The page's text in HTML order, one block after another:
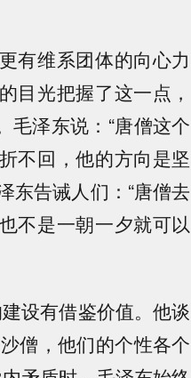
有维系团体的向心力
目光把握了这一点，
毛泽东说：“唐僧这个
不回，他的方向是坚
东告诫人们：“唐僧去
不是一朝一夕就可以
设有借鉴价值。他谈
僧，他们的个性各个